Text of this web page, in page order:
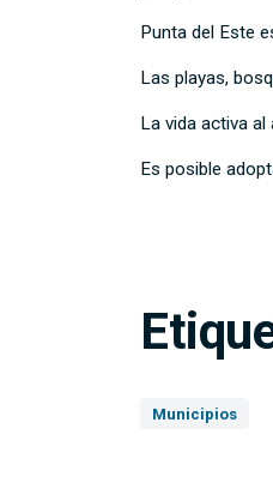
Punta del Este
Las playas,
La vida activa
Es posible
Municipios